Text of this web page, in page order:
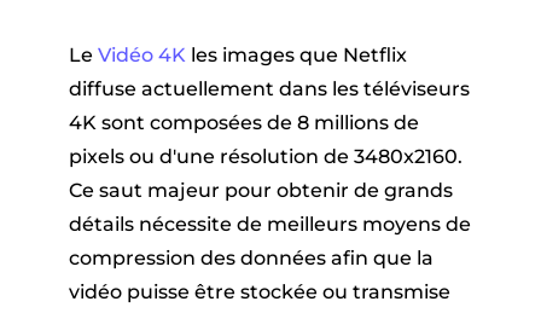
Le Vidéo 4Kles images que Netflix
diffuse actuellement dans les téléviseurs
4K sont composées de 8 millions de
pixels ou d'une résolution de 3480x2160.
Ce saut majeur pour obtenir de grands
détails nécessite de meilleurs moyens de
compression des données afin que la
vidéo puisse être stockée ou transmise